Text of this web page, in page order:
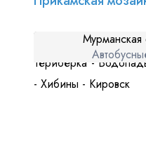
Мурманская